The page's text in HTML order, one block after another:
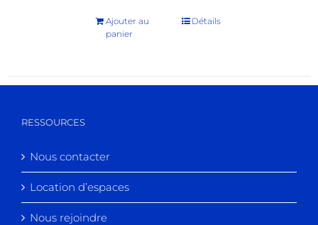
Ajouter au
panier
Détails
RESSOURCES
Nous contacter
Location d’espaces
Nous rejoindre